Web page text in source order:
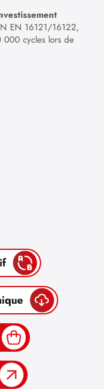
EN 16121/16122,
cycles lors de